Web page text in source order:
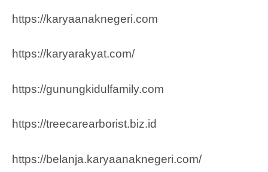
https://karyaanaknegeri.com
https://karyarakyat.com/
https://gunungkidulfamily.com
https://treecarearborist.biz.id
https://belanja.karyaanaknegeri.com/